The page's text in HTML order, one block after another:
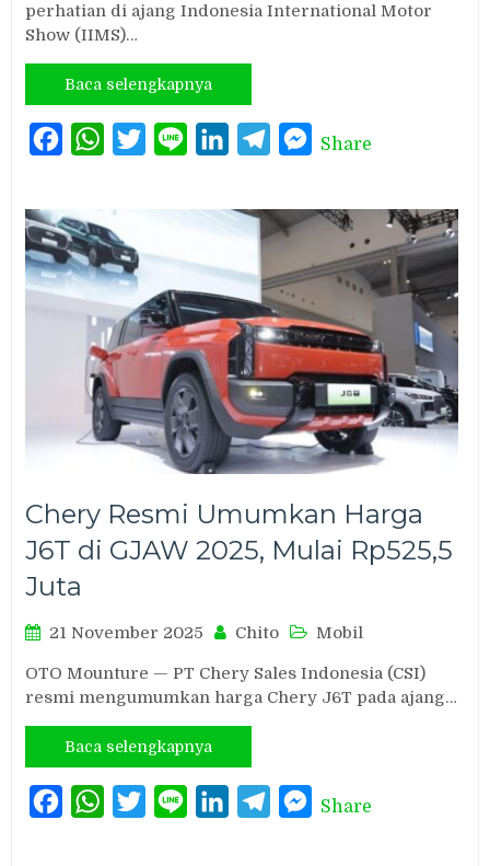
perhatian di ajang Indonesia International Motor
Show (IIMS)…
Baca selengkapnya
FacebookWhatsAppTwitterLine LinkedInTelegramMessenger
Share
Chery Resmi Umumkan Harga
J6T di GJAW 2025, Mulai Rp525,5
Juta
21 November 2025 Chito Mobil
OTO Mounture — PT Chery Sales Indonesia (CSI)
resmi mengumumkan harga Chery J6T pada ajang…
Baca selengkapnya
FacebookWhatsAppTwitterLine LinkedInTelegramMessenger
Share